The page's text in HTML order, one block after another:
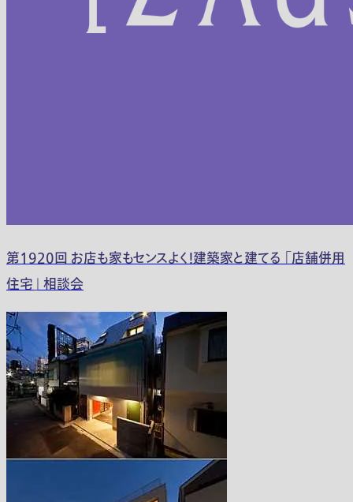
第1920回 お店も家もセンスよく！建築家と建てる 「店舗併用
住宅」 相談会